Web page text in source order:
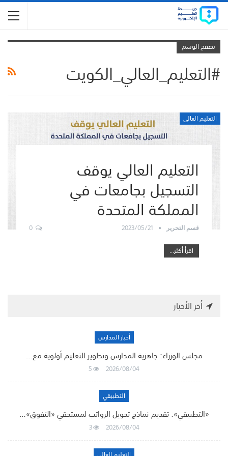
تصفح الوسم
#التعليم_العالي_الكويت
التعليم العالي
التعليم العالي يوقف
التسجيل بجامعات في
المملكة المتحدة
قسم التحرير 2023/05/21
0
اقرأ أكثر...
أخر الأخبار
أخبار المدارس
مجلس الوزراء: جاهزية المدارس وتطوير التعليم أولوية مع…
2026/08/04
5
التطبيقي
«التطبيقي»: تقديم نماذج تحويل الرواتب لمستحقي «التفوق»…
2026/08/04
3